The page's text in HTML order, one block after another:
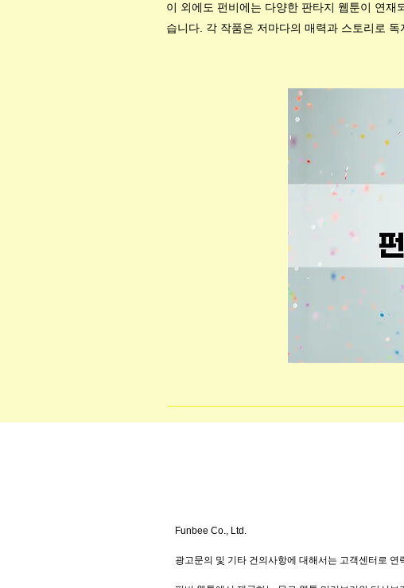
이 외에도 펀비에는 다양한 판타지 웹툰이 연
습니다. 각 작품은 저마다의 매력과 스토리로
Funbee Co., Ltd.
광고문의 및 기타 건의사항에 대해서는 고객센터로 연